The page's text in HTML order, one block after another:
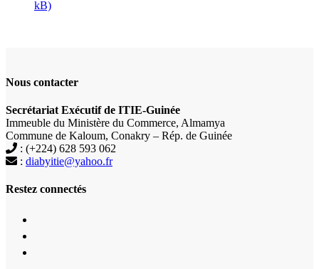
Nous contacter
Secrétariat Exécutif de ITIE-Guinée
Immeuble du Ministère du Commerce, Almamya
Commune de Kaloum, Conakry – Rép. de Guinée
: (+224) 628 593 062
: diabyitie@yahoo.fr
Restez connectés